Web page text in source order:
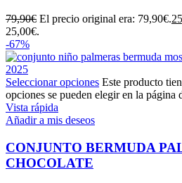
79,90€ El precio original era: 79,90€.
25,00€.
-67%
Seleccionar opciones Este producto
opciones se pueden elegir en la página
Vista rápida
Añadir a mis deseos
CONJUNTO BERMUDA
CHOCOLATE